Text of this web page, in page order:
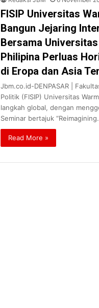
FISIP Universitas
Bangun Jejaring
Bersama
Philipina Perluas
di Eropa dan Asia
Jbm.co.id-DENPASAR |
Politik (FISIP) Universitas
langkah global, dengan
Seminar bertajuk
Read More »